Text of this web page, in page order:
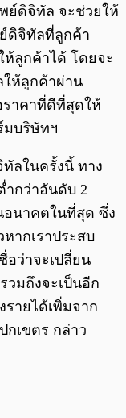
ย์ดิจิทัล จะช่วยให้
ดิจิทัลที่ลูกค้า
ห้ลูกค้าได้ โดยจะ
ให้ลูกค้าผ่าน
ราคาที่ดีที่สุดให้
บริษัทฯ
ลในครั้งนี้ ทาง
ำกว่าอันดับ 2
อนาคตในที่สุด ซึ่ง
ากเราประสบ
อว่าจะเปลี่ยน
วมถึงจะเป็นอีก
รายได้เพิ่มจาก
กเขตร กล่าว